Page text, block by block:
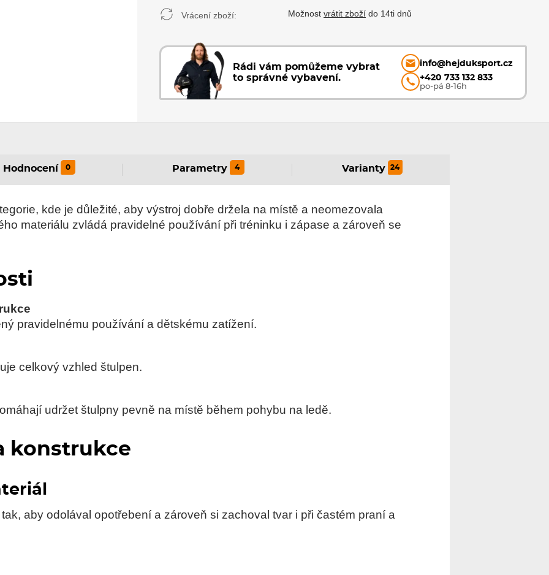
Vrácení zboží: Možnostvrátit zboží do 14ti dnů
Rádi vám pomůžeme vybrat
to správné vybavení.
info@hejduksport.cz
+420 733 132 833
po-pá 8-16h
Hodnocení 0 Parametry 4 Varianty 24
kde je důležité, aby výstroj dobře držela na místě a neomezovala
materiálu zvládá pravidelné používání při tréninku i zápase a zároveň se
pravidelnému používání a dětskému zatížení.
celkový vzhled štulpen.
udržet štulpny pevně na místě během pohybu na ledě.
konstrukce
aby odolával opotřebení a zároveň si zachoval tvar i při častém praní a